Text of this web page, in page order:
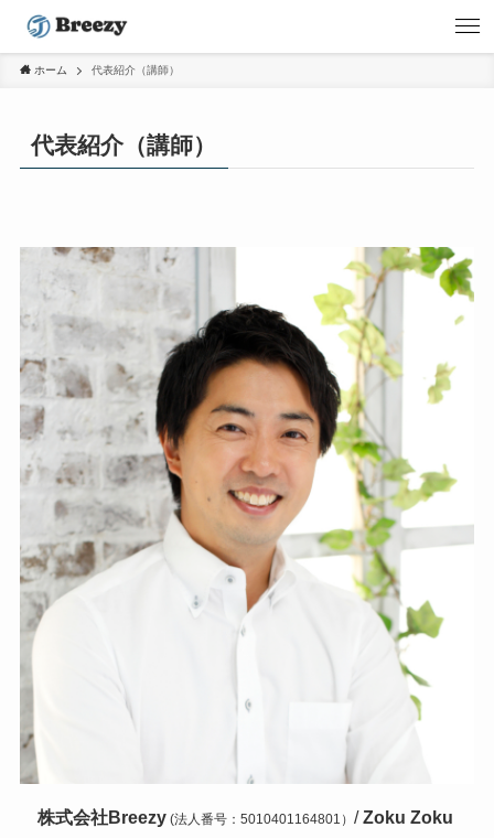
ホーム 代表紹介（講師）
代表紹介（講師）
株式会社Breezy (法人番号：5010401164801）/Zoku Zoku